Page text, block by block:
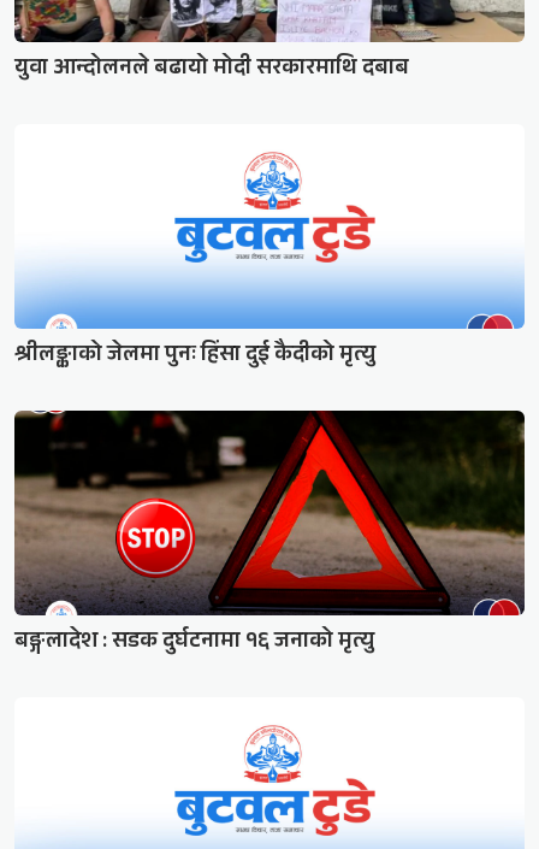
युवा आन्दोलनले बढायो मोदी सरकारमाथि दबाब
श्रीलङ्काको जेलमा पुनः हिंसा दुई कैदीको मृत्यु
बङ्गलादेश : सडक दुर्घटनामा १६ जनाको मृत्यु